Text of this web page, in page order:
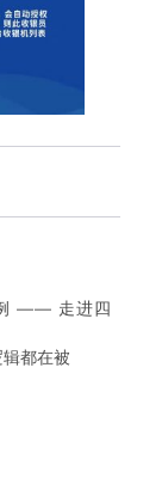
—— 走进四
都在被